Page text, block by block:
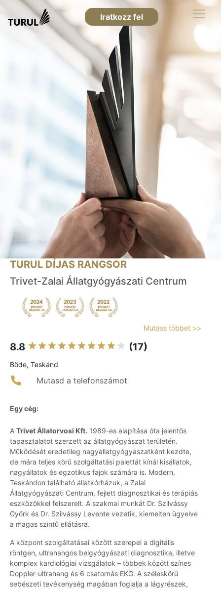
Iratkozz fel
TURUL DÍJAS RANGSOR
Trivet-Zalai Állatgyógyászati Centrum
Mutass többet >>
8.8 (17)
Böde, Teskánd
Mutasd a telefonszámot
Egy cég:
A Trivet Állatorvosi Kft. 1989-es alapítása óta jelentős
tapasztalatot szerzett az állatgyógyászat területén.
Működését eredetileg nagyállatgyógyászatként kezdte,
de mára teljes körű szolgáltatási palettát kínál kisállatok,
nagyállatok és egzotikus fajok számára is. Modern,
Teskándon található állatkórházuk, a Zalai
Állatgyógyászati Centrum, fejlett diagnosztikai és terápiás
eszközökkel felszerelt. A szakmai munkát Dr. Szilvássy
Györk és Dr. Szilvássy Levente vezetik, kiemelten ügyelve
a magas szintű ellátásra.
A központ szolgáltatásai között szerepel a digitális
röntgen, ultrahangos belgyógyászati diagnosztika, illetve
komplex kardiológiai vizsgálatok – többek között színes
Doppler-ultrahang és 6 csatornás EKG. A széleskörű
sebészeti tevékenység magában foglalja a lágyrészek,